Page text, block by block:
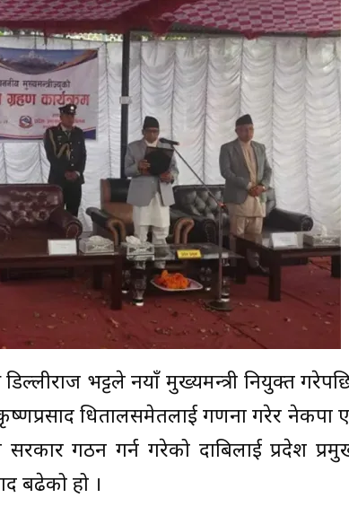
भट्टले नयाँ मुख्यमन्त्री नियुक्त
धितालसमेतलाई गणना गरेर नेकपा
गठन गर्न गरेको दाबिलाई प्रदेश
बढेको हो ।